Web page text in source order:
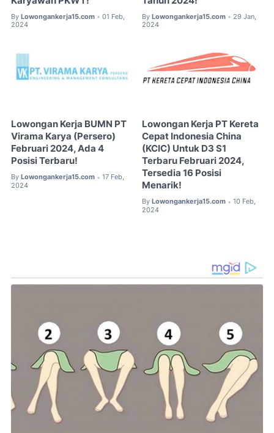
By Lowongankerja15.com • 01 Feb,
2024
By Lowongankerja15.com • 29 Jan,
2024
Lowongan Kerja BUMN PT
Virama Karya (Persero)
Februari 2024, Ada 4
Posisi Terbaru!
By Lowongankerja15.com • 17 Feb,
2024
Lowongan Kerja PT Kereta
Cepat Indonesia China
(KCIC) Untuk D3 S1
Terbaru Februari 2024,
Tersedia 16 Posisi
Menarik!
By Lowongankerja15.com • 10 Feb,
2024